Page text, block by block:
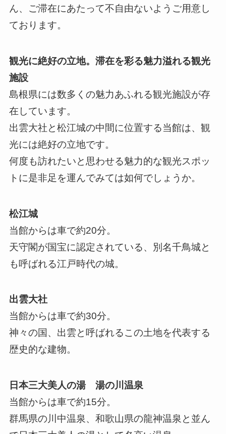
ん、ご滞在にあたって不自由ないようご用意し
ております。
観光に絶好の立地。滞在を彩る魅力溢れる観光
施設
島根県には数多くの魅力あふれる観光施設が存
在しています。
出雲大社と松江城の中間に位置する当館は、観
光には絶好の立地です。
何度も訪れたいと思わせる魅力的な観光スポッ
トに是非足を運んでみては如何でしょうか。
松江城
当館からは車で約20分。
天守閣が国宝に認定されている、別名千鳥城と
も呼ばれる江戸時代の城。
出雲大社
当館からは車で約30分。
神々の国、出雲と呼ばれるこの土地を代表する
歴史的な建物。
日本三大美人の湯 湯の川温泉
当館からは車で約15分。
群馬県の川中温泉、和歌山県の龍神温泉と並ん